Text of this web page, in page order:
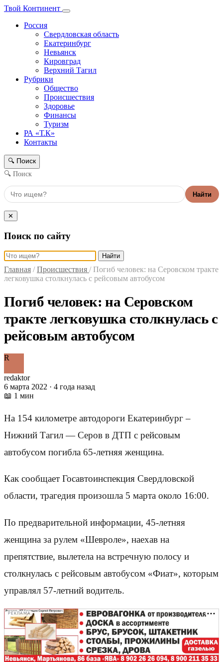
Твой Континент
Россия
Свердловская область
Екатеринбург
Невьянск
Кировград
Верхний Тагил
Рубрики
Общество
Происшествия
Здоровье
Финансы
Туризм
РА «Т.К»
Контакты
🔍 Поиск
🔍 Поиск
Найти
✕
Поиск по сайту
Найти
Главная / Происшествия / Погиб человек: на Серовском тракте
легковушка столкнулась с рейсовым автобусом
Погиб человек: на Серовском
тракте легковушка столкнулась с
рейсовым автобусом
R
redaktor
6 марта 2022 · 4 года назад
📖 1 мин
На 154 километре автодороги Екатеринбург –
Нижний Тагил — Серов в ДТП с рейсовым
автобусом погибла 65-летняя женщина.
Как сообщает Госавтоинспекция Свердловской
области, трагедия произошла 5 марта около 16:00.
По предварительной информации, 45-летняя
женщина за рулем «Шевроле», наехав на
препятствие, вылетела на встречную полосу и
столкнулась с рейсовым автобусом «Фиат», которым
управлял 57-летний водитель.
РЕКЛАМА